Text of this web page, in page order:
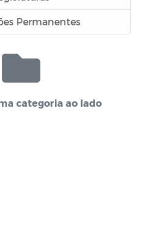
Permanentes
categoria ao lado